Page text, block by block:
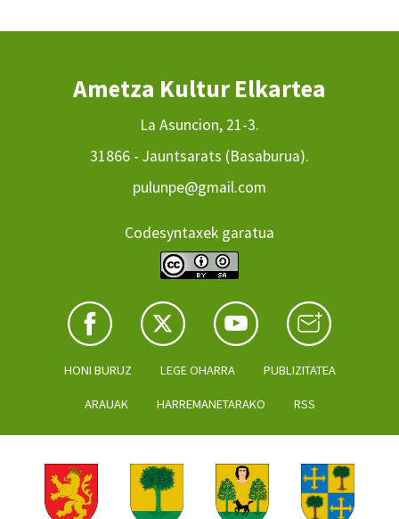
Ametza Kultur Elkartea
La Asuncion, 21-3.
31866 - Jauntsarats (Basaburua).
pulunpe@gmail.com
Codesyntaxek garatua
HONI BURUZ LEGE OHARRA PUBLIZITATEA
ARAUAK HARREMANETARAKO RSS